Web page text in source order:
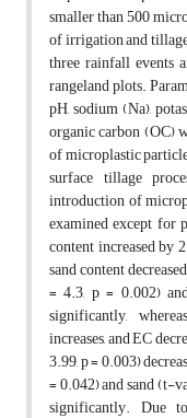
smaller than 500
of irrigation and
three rainfall events
rangeland plots.
pH, sodium (Na),
organic carbon (OC)
of microplastic
surface tillage
introduction of
examined except for
content increased by
sand content
= 4.3, p = 0.002)
significantly,
increases, and EC
3.99, p = 0.003)
= 0.042) and sand (t-
significantly. Due